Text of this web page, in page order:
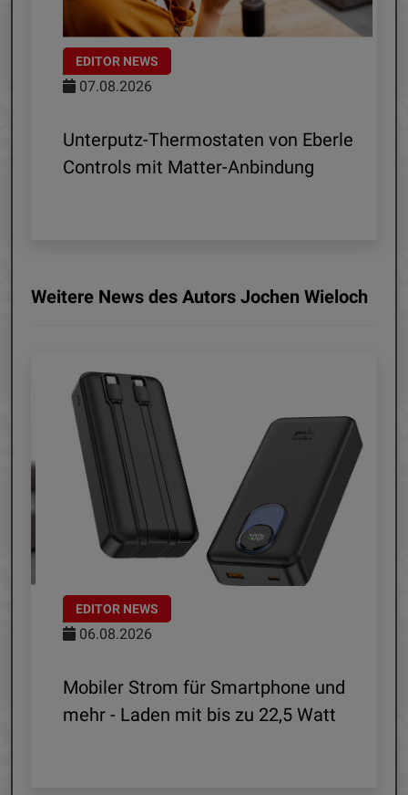
EDITOR NEWS
07.08.2026
Unterputz-Thermostaten von Eberle
Controls mit Matter-Anbindung
Weitere News des Autors Jochen Wieloch
EDITOR NEWS
06.08.2026
Mobiler Strom für Smartphone und
mehr - Laden mit bis zu 22,5 Watt